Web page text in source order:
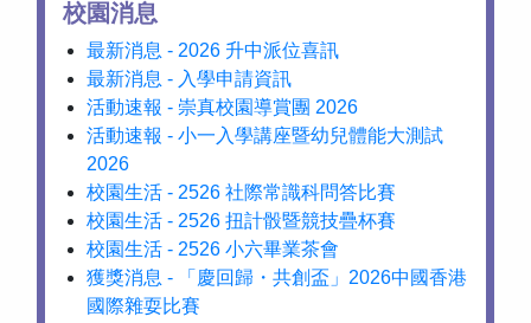
校園消息
最新消息 - 2026 升中派位喜訊
最新消息 - 入學申請資訊
活動速報 - 崇真校園導賞團 2026
活動速報 - 小一入學講座暨幼兒體能大測試
2026
校園生活 - 2526 社際常識科問答比賽
校園生活 - 2526 扭計骰暨競技疊杯賽
校園生活 - 2526 小六畢業茶會
獲獎消息 - 「慶回歸・共創盃」2026中國香港
國際雜耍比賽